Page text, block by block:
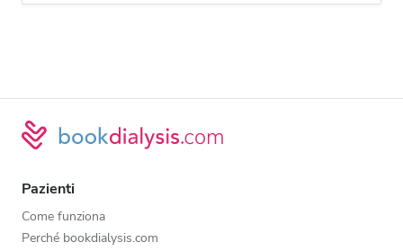
Pazienti
Come funziona
Perché bookdialysis.com